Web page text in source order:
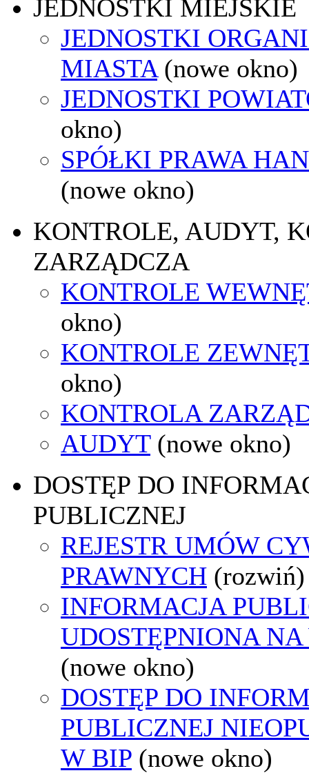
JEDNOSTKI MIEJSKIE
JEDNOSTKI
MIASTA (nowe okno)
JEDNOSTKI
okno)
SPÓŁKI PRAWA
(nowe okno)
KONTROLE, AUDYT,
ZARZĄDCZA
KONTROLE
okno)
KONTROLE
okno)
KONTROLA
AUDYT (nowe okno)
DOSTĘP DO
PUBLICZNEJ
REJESTR UMÓW
PRAWNYCH (rozwiń)
INFORMACJA
UDOSTĘPNIONA
(nowe okno)
DOSTĘP DO
PUBLICZNEJ
W BIP (nowe okno)